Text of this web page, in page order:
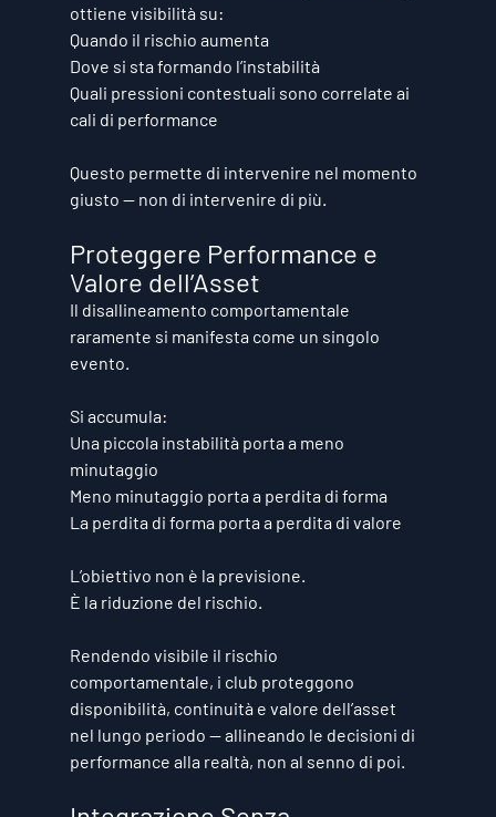
ottiene visibilità su:
Quando il rischio aumenta
Dove si sta formando l’instabilità
Quali pressioni contestuali sono correlate ai
cali di performance
Questo permette di intervenire nel momento
giusto — non di intervenire di più.
Proteggere Performance e
Valore dell’Asset
Il disallineamento comportamentale
raramente si manifesta come un singolo
evento.
Si accumula:
Una piccola instabilità porta a meno
minutaggio
Meno minutaggio porta a perdita di forma
La perdita di forma porta a perdita di valore
L’obiettivo non è la previsione.
È la riduzione del rischio.
Rendendo visibile il rischio
comportamentale, i club proteggono
disponibilità, continuità e valore dell’asset
nel lungo periodo — allineando le decisioni di
performance alla realtà, non al senno di poi.